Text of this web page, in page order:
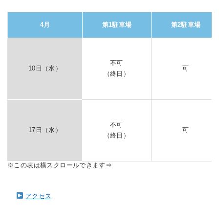
4月 第1駐車場 第2駐車場
10日（水）
不可
（終日）
可
17日（水）
不可
（終日）
可
アクセス